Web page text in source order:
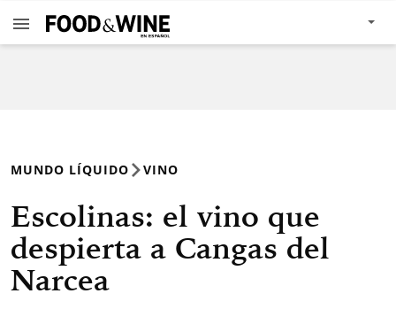
MUNDO LÍQUIDO VINO
Escolinas: el vino que
despierta a Cangas del
Narcea